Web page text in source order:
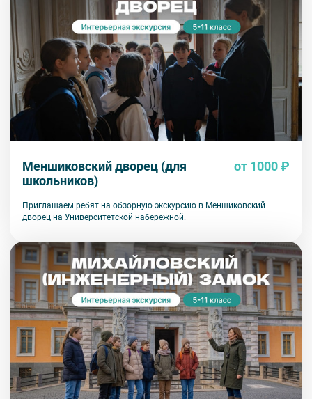
Меншиковский дворец (для
школьников)
от 1000 ₽
Приглашаем ребят на обзорную экскурсию в Меншиковский
дворец на Университетской набережной.